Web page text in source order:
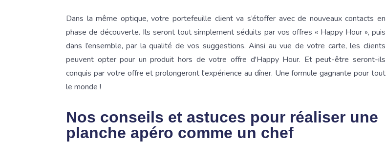
Dans la même optique, votre portefeuille client va s’étoffer avec de nouveaux contacts en
phase de découverte. Ils seront tout simplement séduits par vos offres « Happy Hour », puis
dans l’ensemble, par la qualité de vos suggestions. Ainsi au vue de votre carte, les clients
peuvent opter pour un produit hors de votre offre d'Happy Hour. Et peut-être seront-ils
conquis par votre offre et prolongeront l'expérience au dîner. Une formule gagnante pour tout
le monde !
Nos conseils et astuces pour réaliser une
planche apéro comme un chef